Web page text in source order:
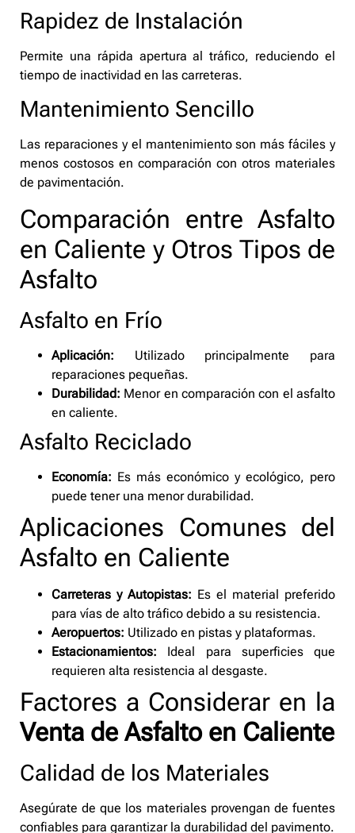
Rapidez de Instalación
Permite una rápida apertura al tráfico, reduciendo el
tiempo de inactividad en las carreteras.
Mantenimiento Sencillo
Las reparaciones y el mantenimiento son más fáciles y
menos costosos en comparación con otros materiales
de pavimentación.
Comparación entre Asfalto
en Caliente y Otros Tipos de
Asfalto
Asfalto en Frío
Aplicación: Utilizado principalmente para
reparaciones pequeñas.
Durabilidad: Menor en comparación con el asfalto
en caliente.
Asfalto Reciclado
Economía: Es más económico y ecológico, pero
puede tener una menor durabilidad.
Aplicaciones Comunes del
Asfalto en Caliente
Carreteras y Autopistas: Es el material preferido
para vías de alto tráfico debido a su resistencia.
Aeropuertos: Utilizado en pistas y plataformas.
Estacionamientos: Ideal para superficies que
requieren alta resistencia al desgaste.
Factores a Considerar en la
Venta de Asfalto en Caliente
Calidad de los Materiales
Asegúrate de que los materiales provengan de fuentes
confiables para garantizar la durabilidad del pavimento.